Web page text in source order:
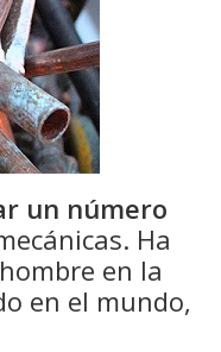
un número
Ha
en la
en el mundo,